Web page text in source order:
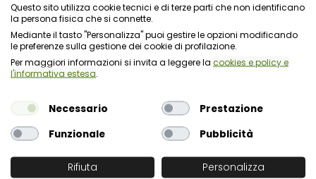
Via L. Cadorna 31 - 67051 Avezzano (AQ)
Via Fiume Giallo 3 - 00144 Roma
Registro delle Imprese del Gran Sasso d'Italia
C.F. e numero d'iscrizione: 01722270665
Questo sito utilizza cookie tecnici e di terze parti che non identificano
la persona fisica che si connette.
Mediante il tasto "Personalizza" puoi gestire le opzioni modificando
le preferenze sulla gestione dei cookie di profilazione.
Per maggiori informazioni si invita a leggere la cookies e policy e
l'informativa estesa.
Necessario
Prestazione
Funzionale
Pubblicità
Rifiuta
Personalizza